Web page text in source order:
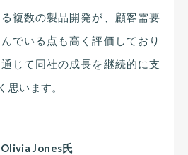
複数の製品開発が、顧客需要
でいる点も高く評価しており
じて同社の成長を継続的に支
思います。
Jones氏